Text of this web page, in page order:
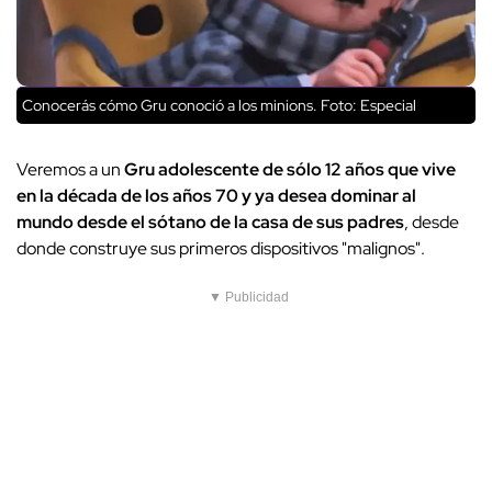
Conocerás cómo Gru conoció a los minions. Foto: Especial
Veremos a unGru adolescente de sólo 12 años que vive
en la década de los años 70 y ya desea dominar al
mundo desde el sótano de la casa de sus padres, desde
donde construye sus primeros dispositivos "malignos".
▼ Publicidad